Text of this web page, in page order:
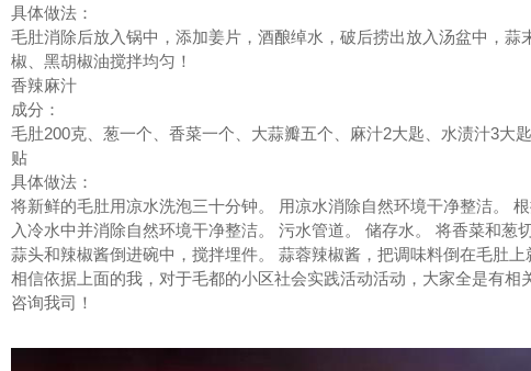
具体做法：
毛肚消除后放入锅中，添加姜片，酒酿绰水，破后捞出放入汤盆中，
椒、黑胡椒油搅拌均匀！
香辣麻汁
成分：
毛肚200克、葱一个、香菜一个、大蒜瓣五个、麻汁2大匙、水渍汁3大
贴
具体做法：
将新鲜的毛肚用凉水洗泡三十分钟。 用凉水消除自然环境干净整洁。
入冷水中并消除自然环境干净整洁。 污水管道。 储存水。 将香菜和葱
蒜头和辣椒酱倒进碗中，搅拌埋件。 蒜蓉辣椒酱，把调味料倒在毛肚上
相信依据上面的我，对于毛都的小区社会实践活动活动，大家全是有
咨询我司！